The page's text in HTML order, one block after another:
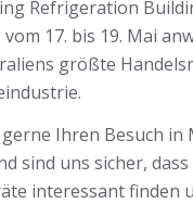
Refrigeration
17. bis 19. Mai
größte
Ihren Besuch in
sind uns sicher, dass
interessant finden